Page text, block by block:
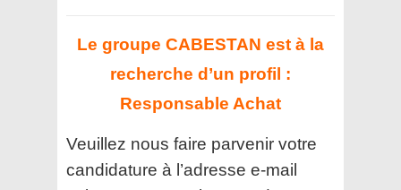
Le groupe CABESTAN est à la
recherche d’un profil :
Responsable Achat
Veuillez nous faire parvenir votre
candidature à l’adresse e-mail